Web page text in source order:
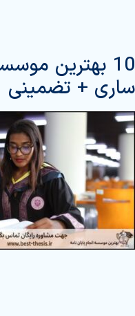
10 بهترین
ساری + تضمینی